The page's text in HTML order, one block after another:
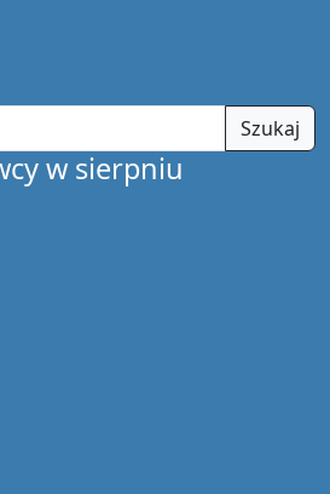
Szukaj
w sierpniu